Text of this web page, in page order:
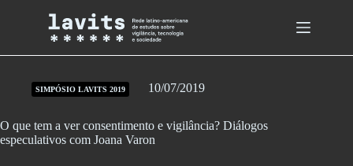
SIMPÓSIO LAVITS 2019 10/07/2019
O que tem a ver consentimento e vigilância? Diálogos
especulativos com Joana Varon